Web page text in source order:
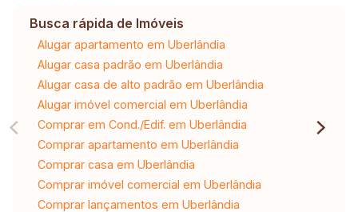
Busca rápida de Imóveis
Alugar apartamento em Uberlândia
Alugar casa padrão em Uberlândia
Alugar casa de alto padrão em Uberlândia
Alugar imóvel comercial em Uberlândia
Comprar em Cond./Edif. em Uberlândia
Comprar apartamento em Uberlândia
Comprar casa em Uberlândia
Comprar imóvel comercial em Uberlândia
Comprar lançamentos em Uberlândia